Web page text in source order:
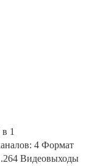
1
4 Формат
Видеовыходы